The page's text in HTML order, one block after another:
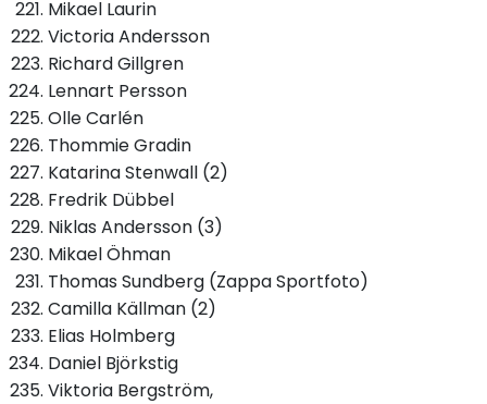
Mikael Laurin
Victoria Andersson
Richard Gillgren
Lennart Persson
Olle Carlén
Thommie Gradin
Katarina Stenwall (2)
Fredrik Dübbel
Niklas Andersson (3)
Mikael Öhman
Thomas Sundberg (Zappa Sportfoto)
Camilla Källman (2)
Elias Holmberg
Daniel Björkstig
Viktoria Bergström,